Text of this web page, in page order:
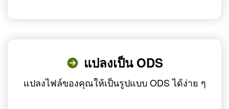
แปลงเป็น ODS
แปลงไฟล์ของคุณให้เป็นรูปแบบ ODS ได้ง่าย ๆ